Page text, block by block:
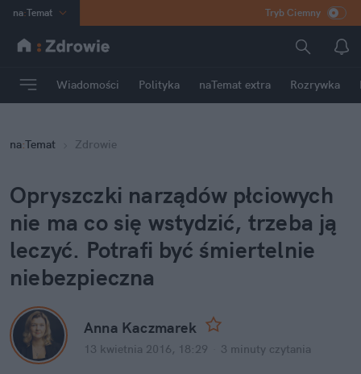
na:Temat
INN Poland
mama
Rozrywka
Tryb Ciemny
Wiadomości Polityka naTemat extra Rozrywka
na:Temat Zdrowie
Opryszczki narządów płciowych
nie ma co się wstydzić, trzeba ją
leczyć. Potrafi być śmiertelnie
niebezpieczna
Anna Kaczmarek
13 kwietnia 2016, 18:29 3 minuty czytania